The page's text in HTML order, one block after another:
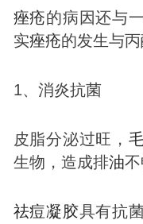
痤疮的病因还与
实痤疮的发生与
1、消炎抗菌
皮脂分泌过旺，
生物，造成排油不
祛痘凝胶具有抗